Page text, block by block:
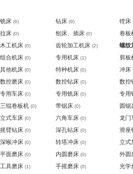
铣床 (6) 钻床 (9) 镗床
拉床 (0) 刨床、插床 (0)
卷板
木工机床 (0) 齿轮加工机床 (2)
螺纹
组合机床 (0) 专用机床 (1)
剪板
其他机床 (0) 特种机床 (0) 冲床
数控磨床 (0) 数控钻床 (0)
数控
专用车床 (0) 专用铣床 (0)
专用
三辊卷板机 (0) 带锯床 (0)
圆锯
立式车床 (0) 六角车床 (0)
龙门
摇臂钻床 (0) 深孔钻床 (0)
滑座
深喉冲床 (0) 转塔冲床 (0)
立式
平面磨床 (0) 内圆磨床 (0)
外圆
工具磨床 (1) 手摇磨床 (0)
光学